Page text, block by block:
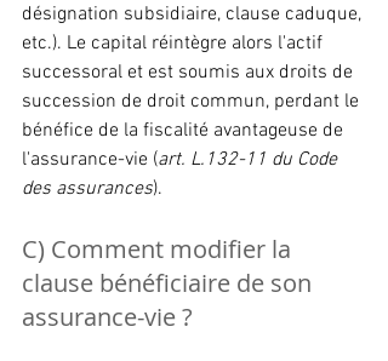
désignation subsidiaire, clause caduque,
etc.). Le capital réintègre alors l'actif
successoral et est soumis aux droits de
succession de droit commun, perdant le
bénéfice de la fiscalité avantageuse de
l'assurance-vie (art. L.132-11 du Code
des assurances).
C) Comment modifier la
clause bénéficiaire de son
assurance-vie ?